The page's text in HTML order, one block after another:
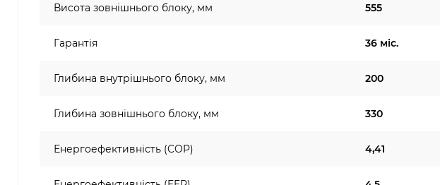
Висота зовнішнього блоку, мм 555
Гарантія 36 міс.
Глибина внутрішнього блоку, мм 200
Глибина зовнішнього блоку, мм 330
Енергоефективність (COP) 4,41